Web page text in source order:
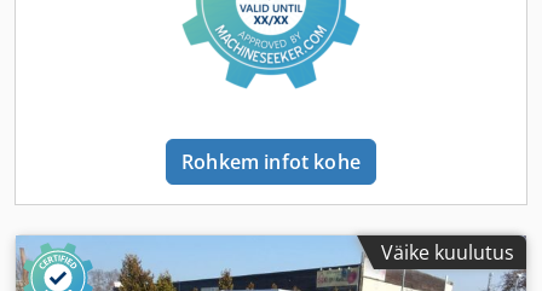
Rohkem infot kohe
Väike kuulutus